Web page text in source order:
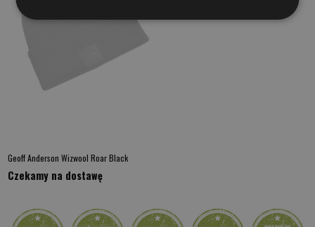
Geoff Anderson Wizwool Roar Black
Czekamy na dostawę